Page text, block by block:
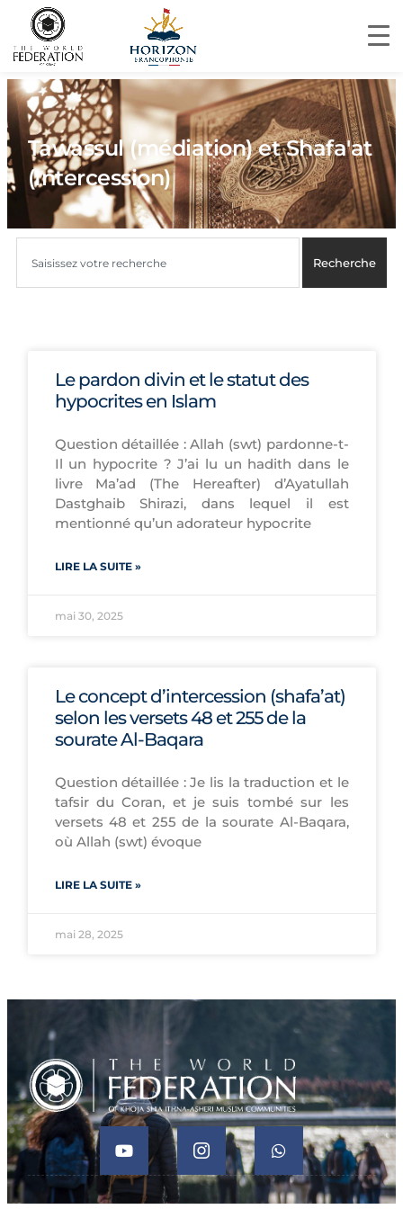
Tawassul (médiation) et Shafa'at
(Intercession)
Recherche
Le pardon divin et le statut des
hypocrites en Islam
Question détaillée : Allah (swt) pardonne-t-
Il un hypocrite ? J’ai lu un hadith dans le
livre Ma’ad (The Hereafter) d’Ayatullah
Dastghaib Shirazi, dans lequel il est
mentionné qu’un adorateur hypocrite
LIRE LA SUITE »
mai 30, 2025
Le concept d’intercession (shafa’at)
selon les versets 48 et 255 de la
sourate Al-Baqara
Question détaillée : Je lis la traduction et le
tafsir du Coran, et je suis tombé sur les
versets 48 et 255 de la sourate Al-Baqara,
où Allah (swt) évoque
LIRE LA SUITE »
mai 28, 2025